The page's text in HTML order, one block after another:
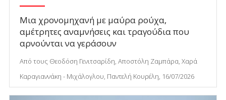
Μια χρονομηχανή με μαύρα ρούχα,
αμέτρητες αναμνήσεις και τραγούδια που
αρνούνται να γεράσουν
Από τους Θεοδόση Γενιτσαρίδη, Αποστόλη Ζαμπάρα, Χαρά
Καραγιαννάκη - Μιχάλογλου, Παντελή Κουρέλη, 16/07/2026